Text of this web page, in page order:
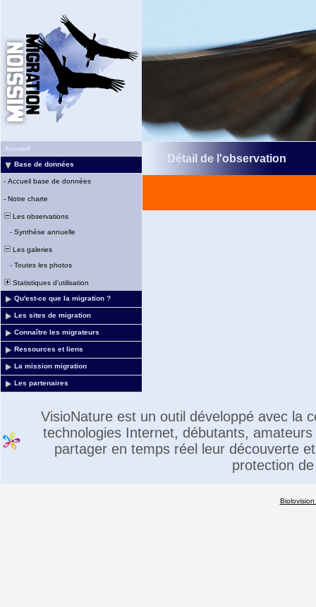
Accueil
Base de données
- Accueil base de données
- Notre charte
Les observations
- Synthèse annuelle
Les galeries
- Toutes les photos
Statistiques d'utilisation
Qu'est-ce que la migration ?
Les sites de migration
Connaître les migrateurs
Ressources et liens
La mission migration
Les partenaires
Détail de l'observation
VisioNature est un outil développé avec la
technologies Internet, débutants,
partager en temps réel leur découverte
protection
Biolovision